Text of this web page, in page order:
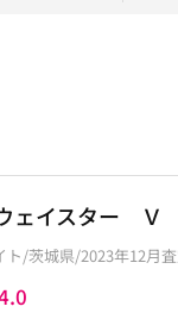
ェイスター Ｖ
/茨城県/2023年12月